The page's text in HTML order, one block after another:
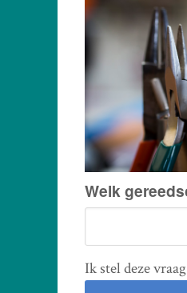
Welk
Ik stel deze